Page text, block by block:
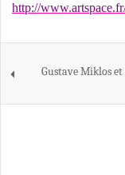
http://
Gustave Miklos